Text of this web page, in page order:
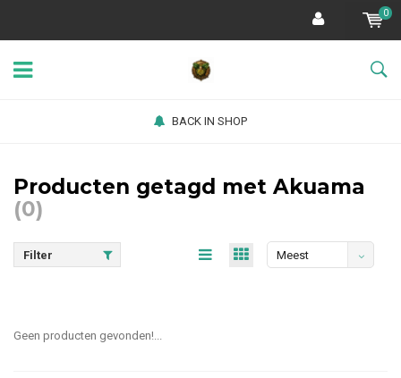
0
BACK IN SHOP
Producten getagd met Akuama
(0)
Filter
Meest
Geen producten gevonden!...